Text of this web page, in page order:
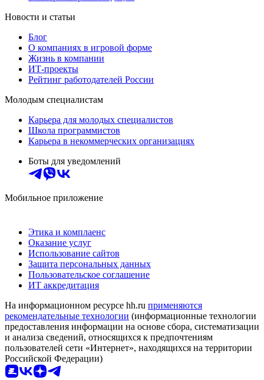
Новости и статьи
Блог
О компаниях в игровой форме
Жизнь в компании
ИТ-проекты
Рейтинг работодателей России
Молодым специалистам
Карьера для молодых специалистов
Школа программистов
Карьера в некоммерческих организациях
Боты для уведомлений
Мобильное приложение
Этика и комплаенс
Оказание услуг
Использование сайтов
Защита персональных данных
Пользовательское соглашение
ИТ аккредитация
На информационном ресурсе hh.ru применяются
рекомендательные технологии (информационные технологии
предоставления информации на основе сбора, систематизации
и анализа сведений, относящихся к предпочтениям
пользователей сети «Интернет», находящихся на территории
Российской Федерации)